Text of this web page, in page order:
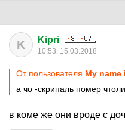
K Kipri
10:53, 15.03.2018
От пользователя My name
а чо -скрипаль помер чтоли
в коме же они вроде с